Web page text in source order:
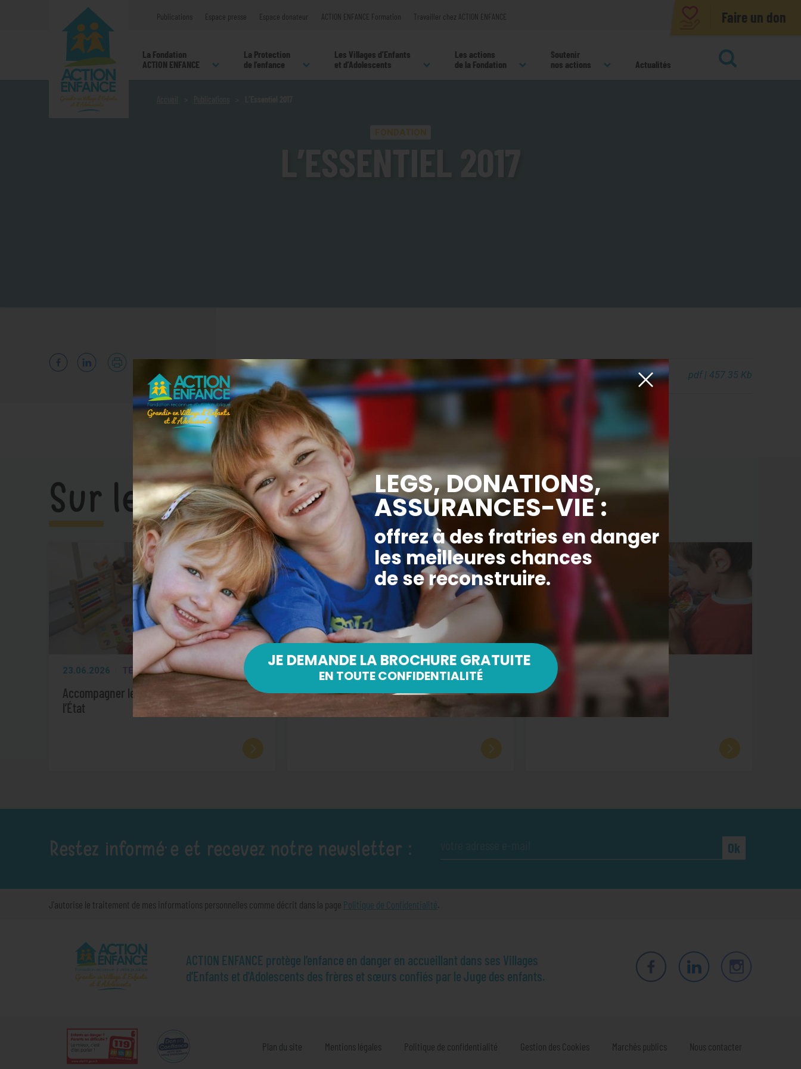
Publications Espace presse Espace donateur ACTION ENFANCE Formation Travailler chez ACTION ENFANCE Faire un don
La Fondation
ACTION ENFANCE
La Protection
de l’enfance
Les Villages d’Enfants
et d’Adolescents
Les actions
de la Fondation
Soutenir
nos actions
Actualités
FONDATION
L’Essentiel 2017 .pdf | 457.35 Kb
Sur le même sujet
23.06.2026 TÉMOIGNAGES
Accompagner les enfants pupilles de
l’État
23.06.2026 PARTENARIATS
Une même vision
écoenvironnementale
23.06.2026
Mille visages, une Fondation
Restez informé·e et recevez notre newsletter : Ok
J'autorise le traitement de mes informations personnelles comme décrit dans la page Politique de Confidentialité.
ACTION ENFANCE protège l’enfance en danger en accueillant dans ses Villages
d’Enfants et d'Adolescents des frères et sœurs confiés par le Juge des enfants.
Plan du site Mentions légales Politique de confidentialité Gestion des Cookies Marchés publics Nous contacter